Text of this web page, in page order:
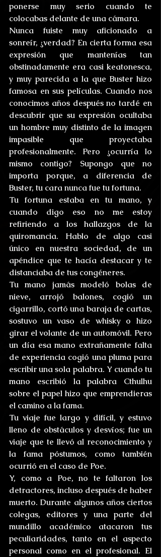
ponerse muy serio cuando te
colocabas delante de una cámara.
Nunca fuiste muy aficionado a
sonreír, ¿verdad? En cierta forma esa
expresión que mantenías tan
obstinadamente era casi keatonesca,
y muy parecida a la que Buster hizo
famosa en sus películas. Cuando nos
conocimos años después no tardé en
descubrir que su expresión ocultaba
un hombre muy distinto de la imagen
impasible que proyectaba
profesionalmente. Pero ¿ocurría lo
mismo contigo? Supongo que no
importa porque, a diferencia de
Buster, tu cara nunca fue tu fortuna.
Tu fortuna estaba en tu mano, y
cuando digo eso no me estoy
refiriendo a los hallazgos de la
quiromancia. Hablo de algo casi
único en nuestra sociedad, de un
apéndice que te hacía destacar y te
distanciaba de tus congéneres.
Tu mano jamás modeló bolas de
nieve, arrojó balones, cogió un
cigarrillo, cortó una baraja de cartas,
sostuvo un vaso de whisky o hizo
girar el volante de un automóvil. Pero
un día esa mano extrañamente falta
de experiencia cogió una pluma para
escribir una sola palabra. Y cuando tu
mano escribió la palabra Cthulhu
sobre el papel hizo que emprendieras
el camino a la fama.
Tu viaje fue largo y difícil, y estuvo
lleno de obstáculos y desvíos; fue un
viaje que te llevó al reconocimiento y
la fama póstumos, como también
ocurrió en el caso de Poe.
Y, como a Poe, no te faltaron los
detractores, incluso después de haber
muerto. Durante algunos años ciertos
colegas, editores y una parte del
mundillo académico atacaron tus
peculiaridades, tanto en el aspecto
personal como en el profesional. El